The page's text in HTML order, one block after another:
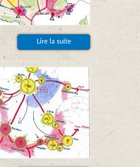
Lire la suite